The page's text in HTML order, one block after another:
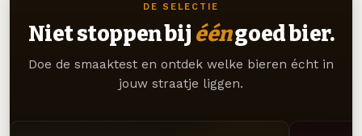
DE SELECTIE
Niet stoppen bij ééngoed bier.
Doe de smaaktest en ontdek welke bieren écht in
jouw straatje liggen.